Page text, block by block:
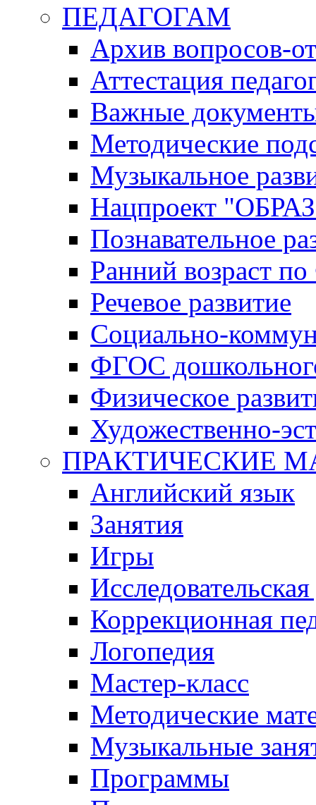
ПЕДАГОГАМ
Архив вопросов-
Аттестация
Важные
Методические
Музыкальное
Нацпроект
Познавательное
Ранний возраст
Речевое развитие
Социально-
ФГОС
Физическое
Художественно-
ПРАКТИЧЕСКИЕ
Английский язык
Занятия
Игры
Коррекционная
Логопедия
Мастер-класс
Методические
Музыкальные
Программы